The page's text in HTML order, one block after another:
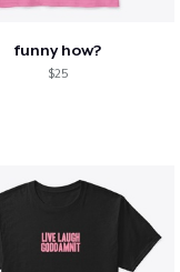
funny how?
$25